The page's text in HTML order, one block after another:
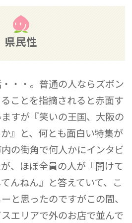
県民性
・・。普通の人ならズボン
ことを指摘されると赤面す
すが『笑いの王国、大阪の
』と、何とも面白い特集が
の街角で何人かにインタビ
、ほぼ全員の人が『開けて
んねん』と答えていて、こ
と思ったのですがこの間、
エリアで外のお店で並んで